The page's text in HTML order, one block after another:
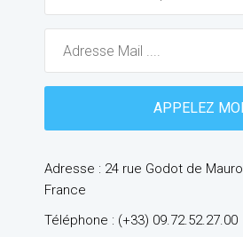
Adresse : 24 rue Godot de
France
Téléphone : (+33) 09.72.52.27.00